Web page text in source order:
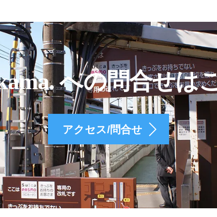
への問合せは
アクセス/問合せ